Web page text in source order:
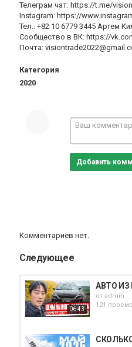
Телеграм чат: https://t.me/
Instagram: https://
Тел.: +82 10 6779 3445 Артем
Сообщество в ВК: https://
Почта:
Категория
2020
Добавить
Комментариев нет.
Следующее
06:43
АВТО ИЗ
от admin
121
СКОЛЬКО